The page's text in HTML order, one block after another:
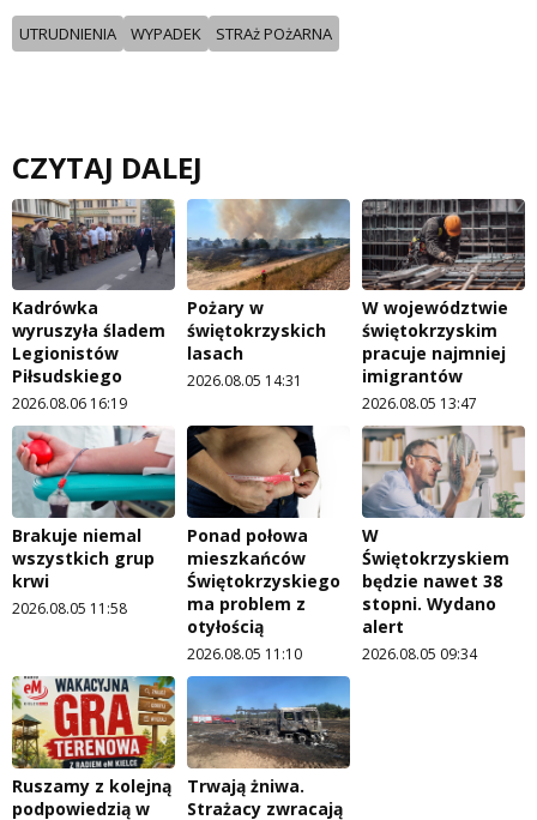
UTRUDNIENIA WYPADEK STRAż POżARNA
CZYTAJ DALEJ
Kadrówka
wyruszyła śladem
Legionistów
Piłsudskiego
2026.08.06 16:19
Pożary w
świętokrzyskich
lasach
2026.08.05 14:31
W województwie
świętokrzyskim
pracuje najmniej
imigrantów
2026.08.05 13:47
Brakuje niemal
wszystkich grup
krwi
2026.08.05 11:58
Ponad połowa
mieszkańców
Świętokrzyskiego
ma problem z
otyłością
2026.08.05 11:10
W
Świętokrzyskiem
będzie nawet 38
stopni. Wydano
alert
2026.08.05 09:34
Ruszamy z kolejną
podpowiedzią w
Trwają żniwa.
Strażacy zwracają